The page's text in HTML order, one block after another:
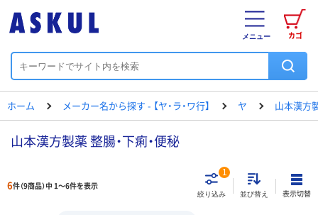
カゴ
メニュー
ホーム メーカー名から探す - 【ヤ・ラ・ワ行】 ヤ 山本漢方
山本漢方製薬 整腸・下痢・便秘
6件（9商品）中 1～6件を表示
絞り込み
1
並び替え 表示切替